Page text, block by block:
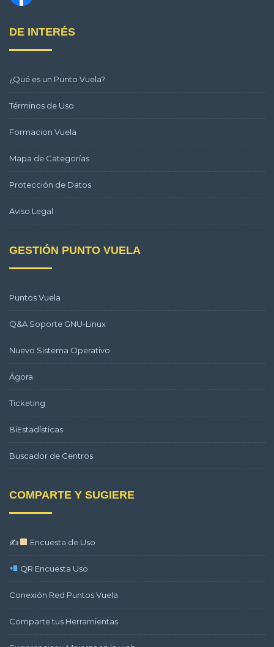
DE INTERÉS
¿Qué es un Punto Vuela?
Términos de Uso
Formacion Vuela
Mapa de Categorías
Protección de Datos
Aviso Legal
GESTIÓN PUNTO VUELA
Puntos Vuela
Q&A Soporte GNU-Linux
Nuevo Sistema Operativo
Ágora
Ticketing
BiEstadísticas
Buscador de Centros
COMPARTE Y SUGIERE
✍ Encuesta de Uso
QR Encuesta Uso
Conexión Red Puntos Vuela
Comparte tus Herramientas